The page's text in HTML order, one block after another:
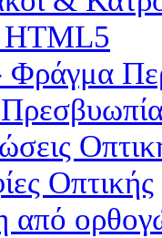
Φράγμα
Οπτικής
από